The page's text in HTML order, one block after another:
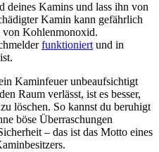
deines Kamins und lass ihn von
Kamin kann gefährlich
von Kohlenmonoxid.
funktioniert und in
Kaminfeuer unbeaufsichtigt
Raum verlässt, ist es besser,
löschen. So kannst du beruhigt
böse Überraschungen
– das ist das Motto eines